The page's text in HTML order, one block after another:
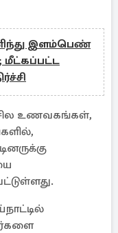
இளம்பெண்
மீட்கப்பட்ட
உணவகங்கள்,